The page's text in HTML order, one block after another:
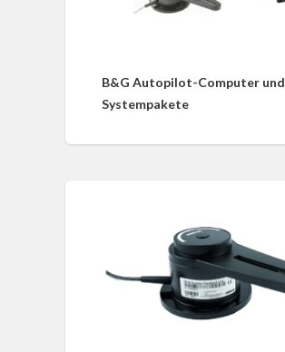
B&G Autopilot-Computer und
Systempakete